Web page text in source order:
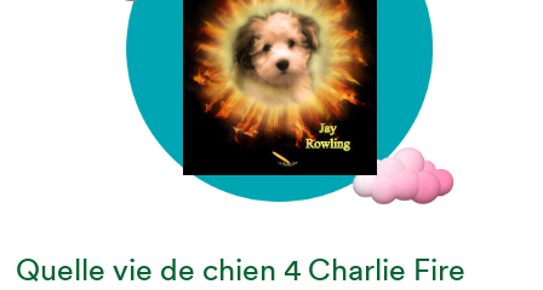
Quelle vie de chien 4 Charlie Fire